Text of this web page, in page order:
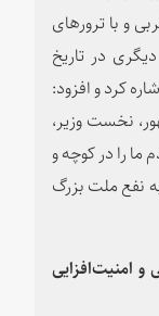
و با ترورهای
سیاه دیگری در تاریخ
کرد و افزود:
نخست وزیر،
نفر از مردم ما را در کوچه و
نفع ملت بزرگ
و امنیت‌افزایی